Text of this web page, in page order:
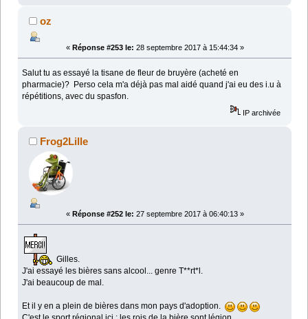
oz
« Réponse #253 le: 28 septembre 2017 à 15:44:34 »
Salut tu as essayé la tisane de fleur de bruyère (acheté en
pharmacie)? Perso cela m'a déjà pas mal aidé quand j'ai eu des i.u à
répétitions, avec du spasfon.
IP archivée
Frog2Lille
« Réponse #252 le: 27 septembre 2017 à 06:40:13 »
Gilles.
J'ai essayé les bières sans alcool... genre T**rt*l.
J'ai beaucoup de mal.
Et il y en a plein de bières dans mon pays d'adoption.